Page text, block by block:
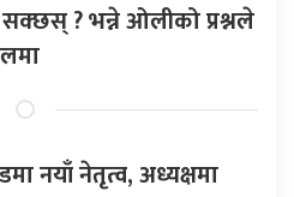
सक्छस् ? भन्ने ओलीको प्रश्नले
नयाँ नेतृत्व, अध्यक्षमा